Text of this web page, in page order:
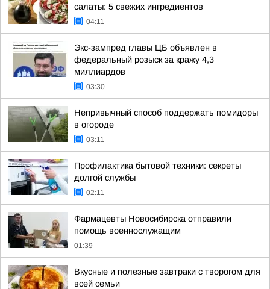
салаты: 5 свежих ингредиентов
04:11
Экс-зампред главы ЦБ объявлен в
федеральный розыск за кражу 4,3
миллиардов
03:30
Непривычный способ поддержать помидоры
в огороде
03:11
Профилактика бытовой техники: секреты
долгой службы
02:11
Фармацевты Новосибирска отправили
помощь военнослужащим
01:39
Вкусные и полезные завтраки с творогом для
всей семьи